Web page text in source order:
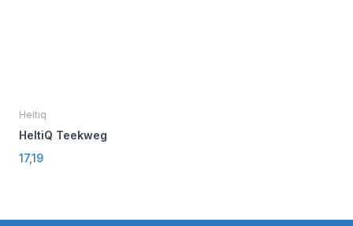
Heltiq
HeltiQ Teekweg
17,19